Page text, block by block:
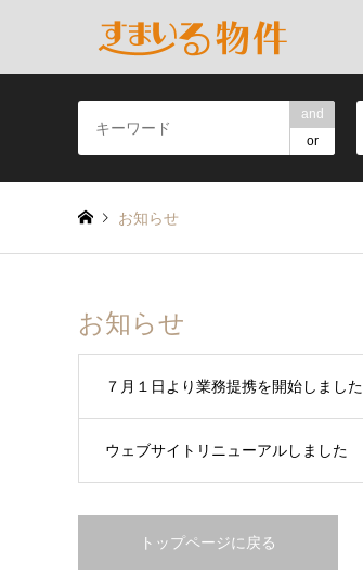
and
or
お知らせ
お知らせ
７月１日より業務提携を開始しました
ウェブサイトリニューアルしました
トップページに戻る